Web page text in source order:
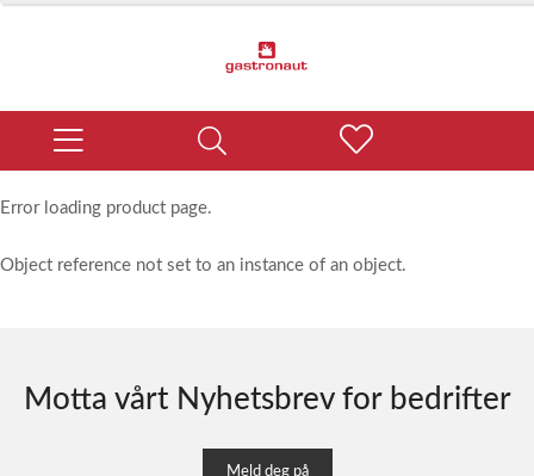
Error loading product page.
Object reference not set to an instance of an object.
Motta vårt Nyhetsbrev for bedrifter
Meld deg på